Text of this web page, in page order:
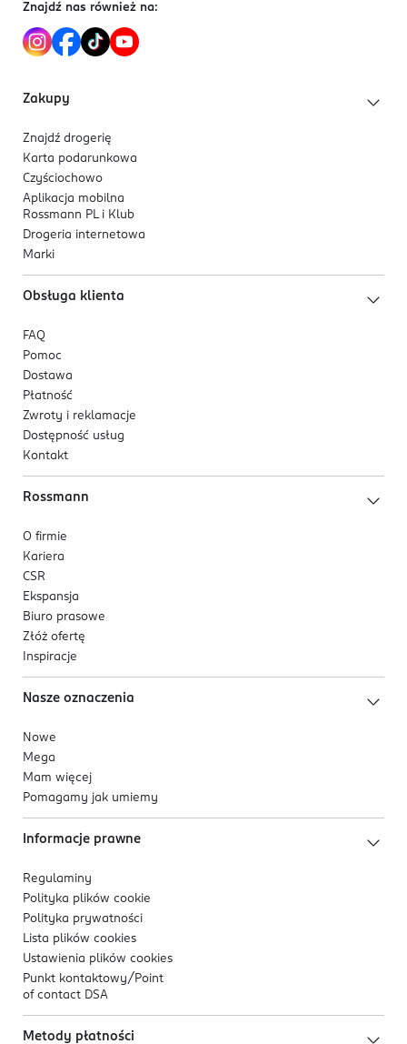
Znajdź nas również na:
Zakupy
Znajdź drogerię
Karta podarunkowa
Czyściochowo
Aplikacja mobilna
Rossmann PL i Klub
Drogeria internetowa
Marki
Obsługa klienta
FAQ
Pomoc
Dostawa
Płatność
Zwroty i reklamacje
Dostępność usług
Kontakt
Rossmann
O firmie
Kariera
CSR
Ekspansja
Biuro prasowe
Złóż ofertę
Inspiracje
Nasze oznaczenia
Nowe
Mega
Mam więcej
Pomagamy jak umiemy
Informacje prawne
Regulaminy
Polityka plików cookie
Polityka prywatności
Lista plików cookies
Ustawienia plików cookies
Punkt kontaktowy/ Point
of contact DSA
Metody płatności